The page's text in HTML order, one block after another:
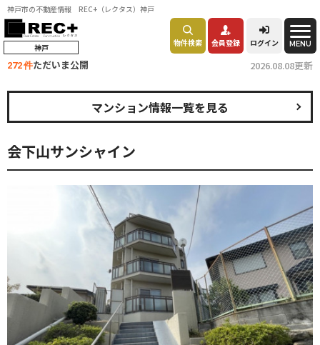
神戸市の不動産情報 REC+（レクタス）神戸
神戸 物件検索 会員登録 ログイン MENU
272 件ただいま公開 2026.08.08更新
会下山サンシャイン
マンション情報一覧を見る